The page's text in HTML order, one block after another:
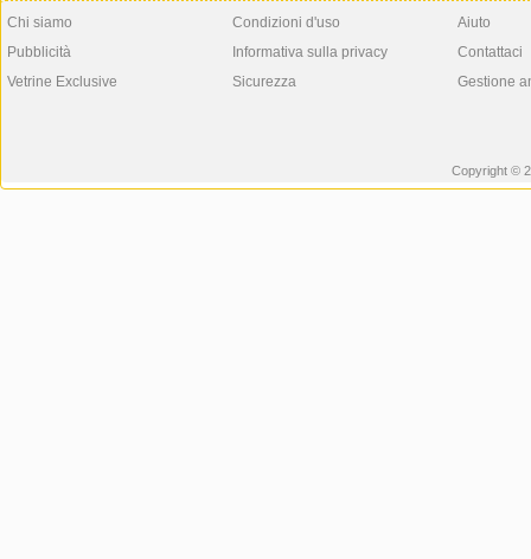
Chi siamo
Pubblicità
Vetrine Exclusive
Condizioni d'uso
Informativa sulla privacy
Sicurezza
Aiuto
Contattaci
Gestione
Copyright ©